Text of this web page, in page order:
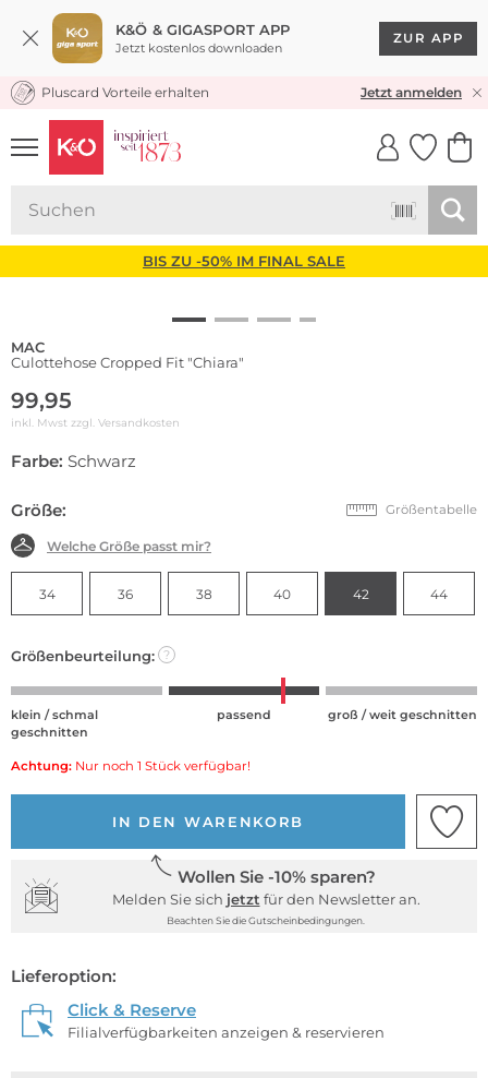
K&Ö & GIGASPORT APP
Jetzt kostenlos downloaden
ZUR APP
KOSTENLOSER VERSAND* & RÜCKVERSAND
Pluscard Vorteile erhalten Jetzt anmelden
UNSERE APP
CLICK &
BIS ZU -50% IM FINAL SALE
MAC
Culottehose Cropped Fit "Chiara"
99,95
inkl. Mwst zzgl. Versandkosten
Farbe: Schwarz
Größe: Größentabelle
Welche Größe passt mir?
34 36 38 40 42 44
Größenbeurteilung: ?
klein / schmal
geschnitten
passend groß / weit geschnitten
Achtung: Nur noch 1 Stück verfügbar!
IN DEN WARENKORB
Wollen Sie -10% sparen?
Melden Sie sich jetzt für den Newsletter an.
Beachten Sie die Gutscheinbedingungen.
Lieferoption:
Click & Reserve
Filialverfügbarkeiten anzeigen & reservieren